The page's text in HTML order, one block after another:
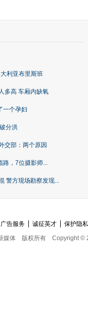
利亚布里斯班
多高 车厢内缺氧
一个孕妇
分洪
交部：两个原因
路，7位摄影师...
警方现场勘察发现...
广告服务 诚征英才
保护隐
媒体
版权所有 Copyright ©